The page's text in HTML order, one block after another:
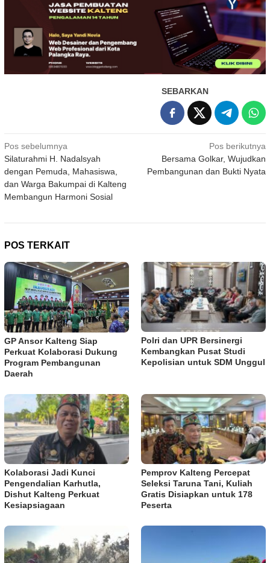
SEBARKAN
Navigasi
pos
Pos sebelumnya
Silaturahmi H. Nadalsyah
dengan Pemuda, Mahasiswa,
dan Warga Bakumpai di Kalteng
Membangun Harmoni Sosial
Pos berikutnya
Bersama Golkar, Wujudkan
Pembangunan dan Bukti Nyata
POS TERKAIT
GP Ansor Kalteng Siap
Perkuat Kolaborasi Dukung
Program Pembangunan
Daerah
Polri dan UPR Bersinergi
Kembangkan Pusat Studi
Kepolisian untuk SDM Unggul
Kolaborasi Jadi Kunci
Pengendalian Karhutla,
Dishut Kalteng Perkuat
Kesiapsiagaan
Pemprov Kalteng Percepat
Seleksi Taruna Tani, Kuliah
Gratis Disiapkan untuk 178
Peserta